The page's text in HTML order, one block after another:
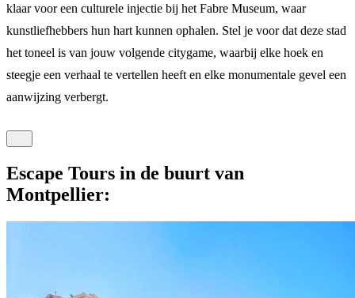
klaar voor een culturele injectie bij het Fabre Museum, waar
kunstliefhebbers hun hart kunnen ophalen. Stel je voor dat deze stad
het toneel is van jouw volgende citygame, waarbij elke hoek en
steegje een verhaal te vertellen heeft en elke monumentale gevel een
aanwijzing verbergt.
Escape Tours in de buurt van
Montpellier: